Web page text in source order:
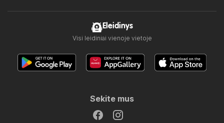
Eleidinys
Visi leidiniai vienoje vietoje
Sekite mus